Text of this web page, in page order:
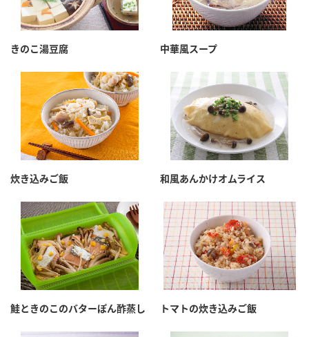
きのこ湯豆腐 中華風スープ
炊き込みご飯 和風あんかけオムライス
鮭ときのこのバターぽん酢蒸し トマトの炊き込みご飯